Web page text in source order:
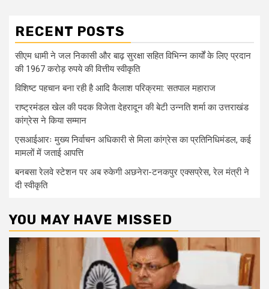
RECENT POSTS
सीएम धामी ने जल निकासी और बाढ़ सुरक्षा सहित विभिन्न कार्यों के लिए प्रदान
की 1967 करोड़ रुपये की वित्तीय स्वीकृति
विशिष्ट पहचान बना रही है आदि कैलाश परिक्रमा: सतपाल महाराज
राष्ट्रमंडल खेल की पदक विजेता देहरादून की बेटी उन्नति शर्मा का उत्तराखंड
कांग्रेस ने किया सम्मान
एसआईआरः मुख्य निर्वाचन अधिकारी से मिला कांग्रेस का प्रतिनिधिमंडल, कई
मामलों में जताई आपत्ति
बनबसा रेलवे स्टेशन पर अब रुकेगी अछनेरा-टनकपुर एक्सप्रेस, रेल मंत्री ने
दी स्वीकृति
YOU MAY HAVE MISSED